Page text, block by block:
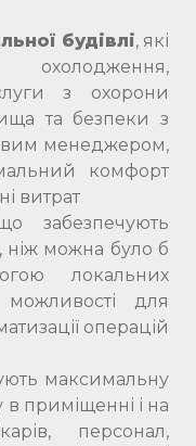
будівлі, які
охолодження,
з охорони
та безпеки з
менеджером,
комфорт
витрат
забезпечують
ніж можна було б
локальних
для
операцій
максимальну
в приміщенні і на
персонал,